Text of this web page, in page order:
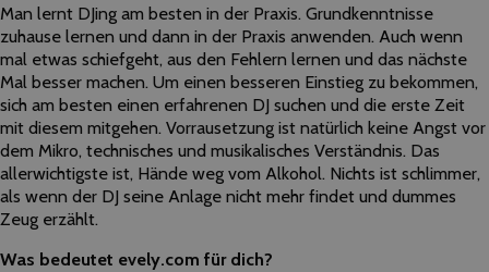
Man lernt DJing am besten in der Praxis. Grundkenntnisse
zuhause lernen und dann in der Praxis anwenden. Auch wenn
mal etwas schiefgeht, aus den Fehlern lernen und das nächste
Mal besser machen. Um einen besseren Einstieg zu bekommen,
sich am besten einen erfahrenen DJ suchen und die erste Zeit
mit diesem mitgehen. Vorrausetzung ist natürlich keine Angst vor
dem Mikro, technisches und musikalisches Verständnis. Das
allerwichtigste ist, Hände weg vom Alkohol. Nichts ist schlimmer,
als wenn der DJ seine Anlage nicht mehr findet und dummes
Zeug erzählt.
Was bedeutet evely.com für dich?